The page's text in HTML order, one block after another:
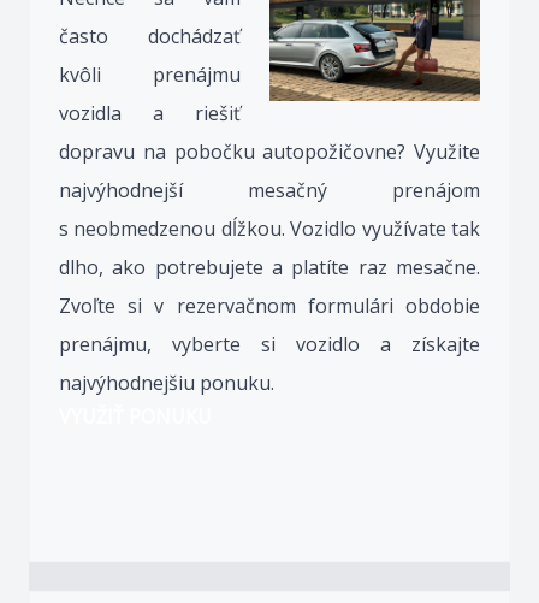
často dochádzať
kvôli prenájmu
vozidla a riešiť
dopravu na pobočku autopožičovne? Využite
najvýhodnejší mesačný prenájom
s neobmedzenou dĺžkou. Vozidlo využívate tak
dlho, ako potrebujete a platíte raz mesačne.
Zvoľte si v rezervačnom formulári obdobie
prenájmu, vyberte si vozidlo a získajte
najvýhodnejšiu ponuku.